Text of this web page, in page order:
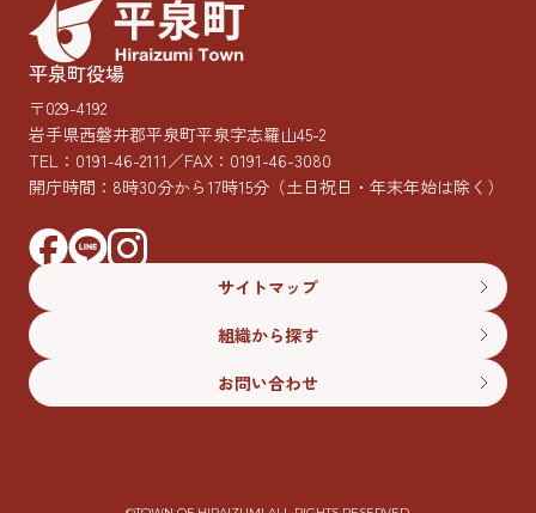
平泉町役場
〒029-4192
岩手県西磐井郡平泉町平泉字志羅山45-2
TEL： 0191-46-2111／FAX：0191-46-3080
開庁時間：8時30分から17時15分 （土日祝日・年末年始は除く）
サイトマップ
組織から探す
お問い合わせ